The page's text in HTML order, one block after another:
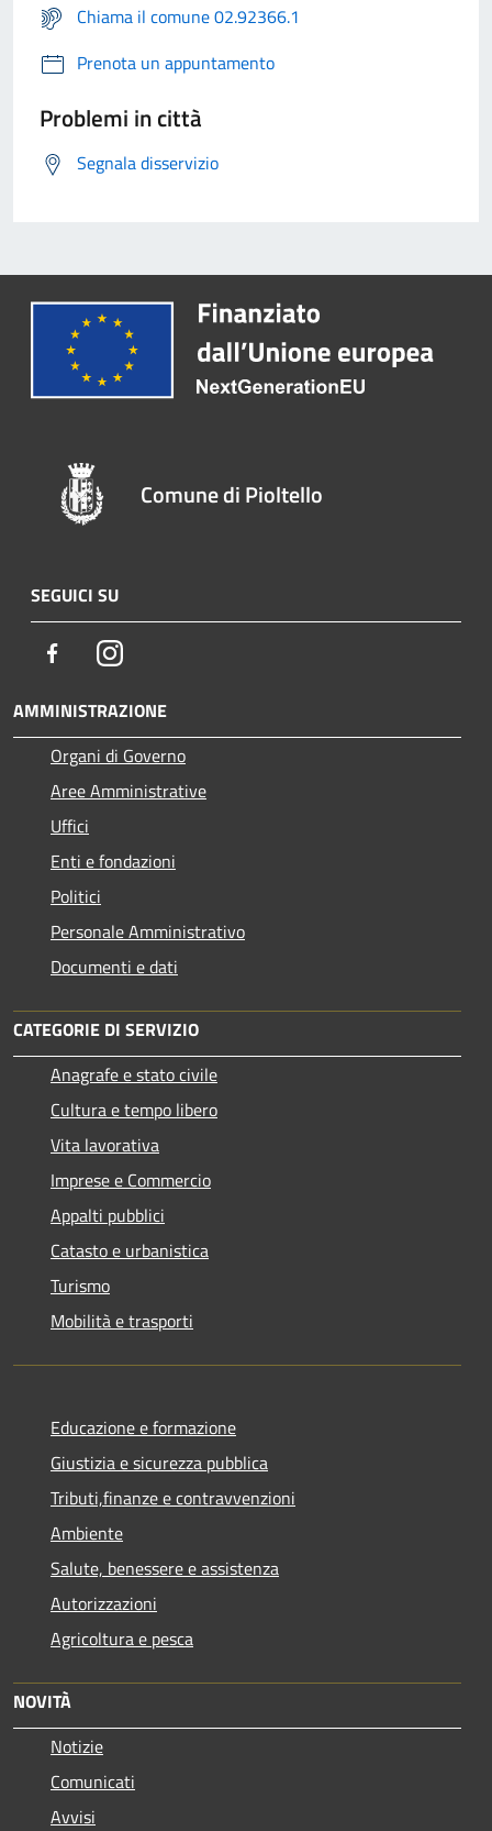
Chiama il comune 02.92366.1
Prenota un appuntamento
Problemi in città
Segnala disservizio
Comune di Pioltello
SEGUICI SU
FacebookInstagram
AMMINISTRAZIONE
Organi di Governo
Aree Amministrative
Uffici
Enti e fondazioni
Politici
Personale Amministrativo
Documenti e dati
CATEGORIE DI SERVIZIO
Anagrafe e stato civile
Cultura e tempo libero
Vita lavorativa
Imprese e Commercio
Appalti pubblici
Catasto e urbanistica
Turismo
Mobilità e trasporti
Educazione e formazione
Giustizia e sicurezza pubblica
Tributi,finanze e contravvenzioni
Ambiente
Salute, benessere e assistenza
Autorizzazioni
Agricoltura e pesca
NOVITÀ
Notizie
Comunicati
Avvisi